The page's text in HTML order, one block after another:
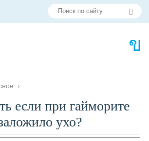
›
если при гайморите
ухо?